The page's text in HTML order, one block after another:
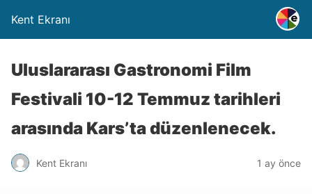
Kent Ekranı
Uluslararası Gastronomi Film
Festivali 10-12 Temmuz tarihleri
arasında Kars’ta düzenlenecek.
Kent Ekranı 1 ay önce